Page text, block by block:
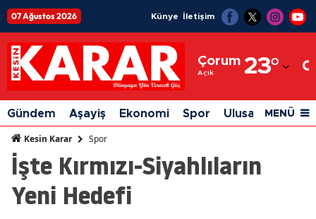
07 Ağustos 2026 Künye İletişim
Çorum
Açık 23°
Adıyaman
Afyonkarahisar
Ağrı
Amasya
Gündem Aşayiş Ekonomi Spor Ulusal Siyaset
MENÜ
Kesin Karar Spor
İşte Kırmızı-Siyahlıların
Yeni Hedefi